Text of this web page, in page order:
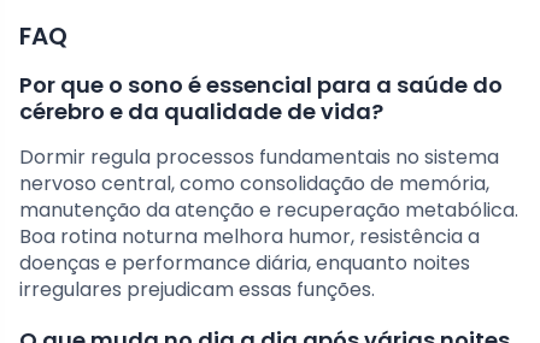
FAQ
Por que o sono é essencial para a saúde do
cérebro e da qualidade de vida?
Dormir regula processos fundamentais no sistema
nervoso central, como consolidação de memória,
manutenção da atenção e recuperação metabólica.
Boa rotina noturna melhora humor, resistência a
doenças e performance diária, enquanto noites
irregulares prejudicam essas funções.